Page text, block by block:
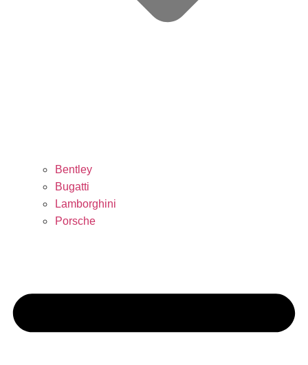
Bentley
Bugatti
Lamborghini
Porsche